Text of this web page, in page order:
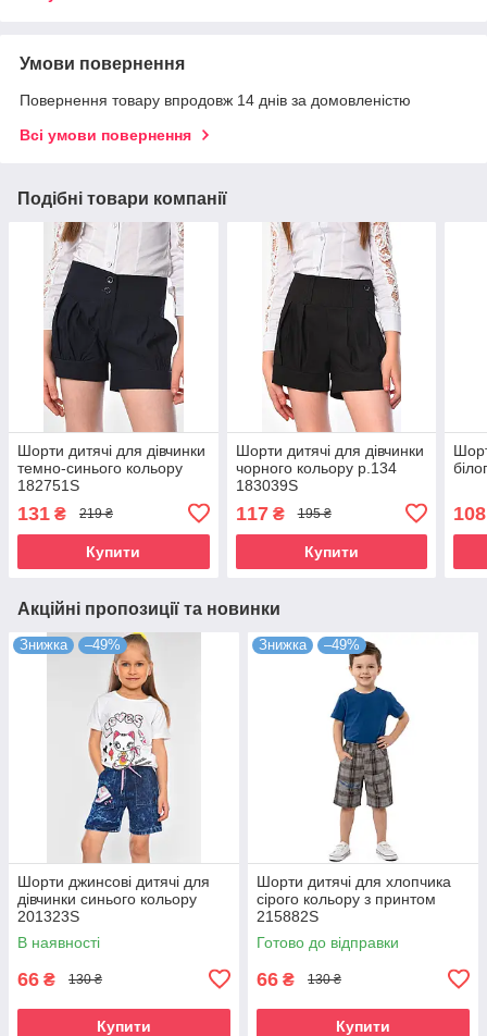
Умови повернення
Повернення товару впродовж 14 днів за домовленістю
Всі умови повернення
Подібні товари компанії
Шорти дитячі для дівчинки
темно-синього кольору
182751S
131 ₴ 219 ₴
Купити
Шорти дитячі для дівчинки
чорного кольору р.134
183039S
117₴ 195 ₴
Купити
108
Акційні пропозиції та новинки
Знижка –49%
Шорти джинсові дитячі для
дівчинки синього кольору
201323S
В наявності
66 ₴ 130 ₴
Купити
Знижка –49%
Шорти дитячі для хлопчика
сірого кольору з принтом
215882S
Готово до відправки
66 ₴ 130 ₴
Купити